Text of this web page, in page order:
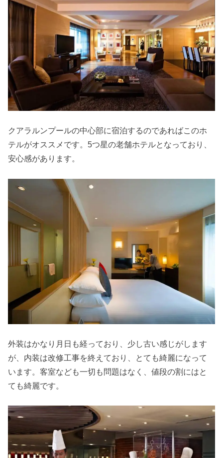
クアラルンプールの中心部に宿泊するのであればこのホ
テルがオススメです。5つ星の老舗ホテルとなっており、
安心感があります。
外装はかなり月日も経っており、少し古い感じがします
が、内装は改修工事を終えており、とても綺麗になって
います。客室なども一切も問題はなく、値段の割にはと
ても綺麗です。